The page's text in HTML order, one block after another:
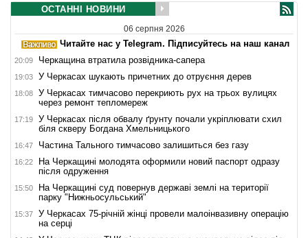
ОСТАННІ НОВИНИ
06 серпня 2026
Читайте нас у Telegram. Підписуйтесь на наш канал
20:09 Черкащина втратила розвідника-сапера
19:03 У Черкасах шукають причетних до отруєння дерев
18:08
У Черкасах тимчасово перекриють рух на трьох вулицях
через ремонт тепломереж
17:19
У Черкасах після обвалу ґрунту почали укріплювати схил
біля скверу Богдана Хмельницького
16:47 Частина Тального тимчасово залишиться без газу
16:22
На Черкащині молодята оформили новий паспорт одразу
після одруження
15:50
На Черкащині суд повернув державі землі на території
парку "Нижньосульський"
15:37
У Черкасах 75-річній жінці провели малоінвазивну операцію
на серці